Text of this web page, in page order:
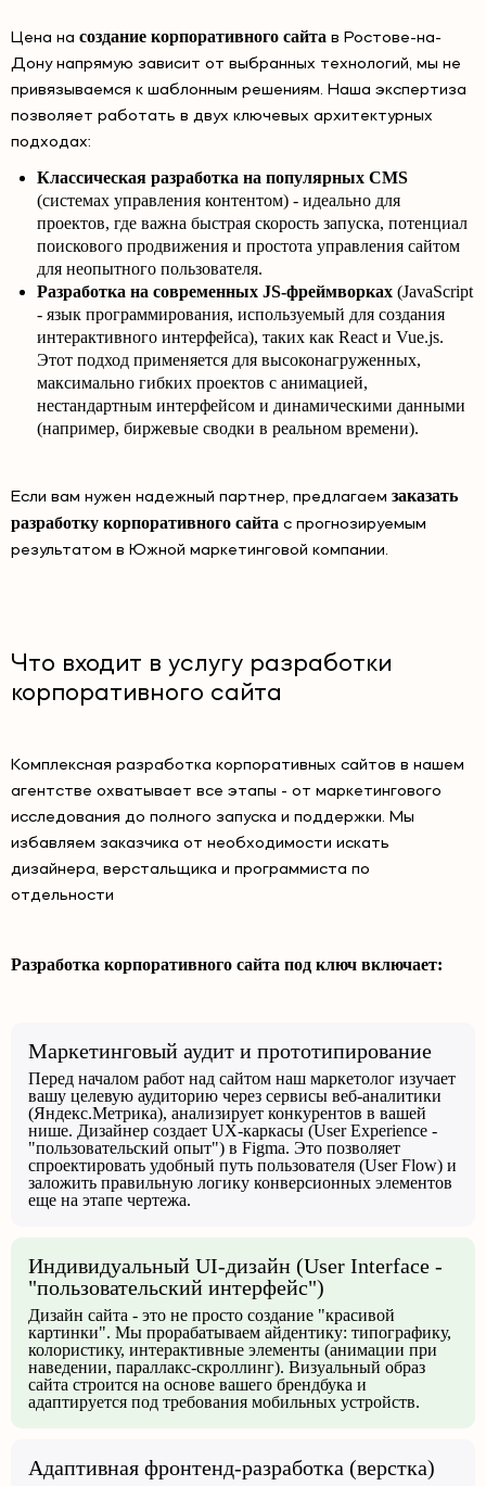
Цена на создание корпоративного сайта в Ростове-на-
Дону напрямую зависит от выбранных технологий, мы не
привязываемся к шаблонным решениям. Наша экспертиза
позволяет работать в двух ключевых архитектурных
подходах:
Классическая разработка на популярных CMS
(системах управления контентом) - идеально для
проектов, где важна быстрая скорость запуска, потенциал
поискового продвижения и простота управления сайтом
для неопытного пользователя.
Разработка на современных JS-фреймворках (JavaScript
- язык программирования, используемый для создания
интерактивного интерфейса), таких как React и Vue.js.
Этот подход применяется для высоконагруженных,
максимально гибких проектов с анимацией,
нестандартным интерфейсом и динамическими данными
(например, биржевые сводки в реальном времени).
Если вам нужен надежный партнер, предлагаем заказать
разработку корпоративного сайта с прогнозируемым
результатом в Южной маркетинговой компании.
Что входит в услугу разработки
корпоративного сайта
Комплексная разработка корпоративных сайтов в нашем
агентстве охватывает все этапы - от маркетингового
исследования до полного запуска и поддержки. Мы
избавляем заказчика от необходимости искать
дизайнера, верстальщика и программиста по
отдельности
Разработка корпоративного сайта под ключ включает:
Маркетинговый аудит и прототипирование
Перед началом работ над сайтом наш маркетолог изучает
вашу целевую аудиторию через сервисы веб-аналитики
(Яндекс.Метрика), анализирует конкурентов в вашей
нише. Дизайнер создает UX-каркасы (User Experience -
"пользовательский опыт") в Figma. Это позволяет
спроектировать удобный путь пользователя (User Flow) и
заложить правильную логику конверсионных элементов
еще на этапе чертежа.
Индивидуальный UI-дизайн (User Interface -
"пользовательский интерфейс")
Дизайн сайта - это не просто создание "красивой
картинки". Мы прорабатываем айдентику: типографику,
колористику, интерактивные элементы (анимации при
наведении, параллакс-скроллинг). Визуальный образ
сайта строится на основе вашего брендбука и
адаптируется под требования мобильных устройств.
Адаптивная фронтенд-разработка (верстка)